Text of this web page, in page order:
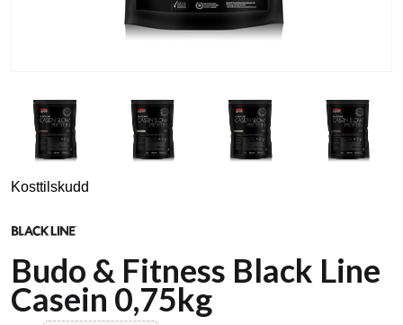
Kosttilskudd
Budo & Fitness Black Line
Casein 0,75kg